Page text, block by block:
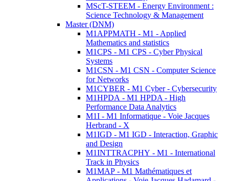
MScT-STEEM - Energy Environment :
Science Technology & Management
Master (DNM)
M1APPMATH - M1 - Applied
Mathematics and statistics
M1CPS - M1 CPS - Cyber Physical
Systems
M1CSN - M1 CSN - Computer Science
for Networks
M1CYBER - M1 Cyber - Cybersecurity
M1HPDA - M1 HPDA - High
Performance Data Analytics
M1I - M1 Informatique - Voie Jacques
Herbrand - X
M1IGD - M1 IGD - Interaction, Graphic
and Design
M1INTTRACPHY - M1 - International
Track in Physics
M1MAP - M1 Mathématiques et